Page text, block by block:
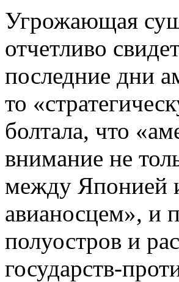
Угрожающая
отчетливо
последние дни
то
болтала, что
внимание не
между Японией
авианосцем», и
полуостров и
государств-